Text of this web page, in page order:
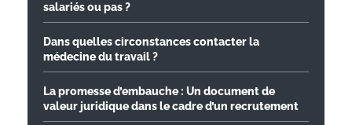
salariés ou pas ?
Dans quelles circonstances contacter la
médecine du travail ?
La promesse d’embauche : Un document de
valeur juridique dans le cadre d’un recrutement